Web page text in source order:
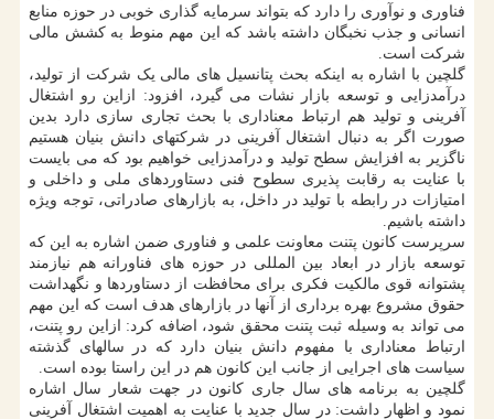
فناوری و نوآوری را دارد که بتواند سرمایه گذاری خوبی در حوزه منابع
انسانی و جذب نخبگان داشته باشد که این مهم منوط به کشش مالی
شرکت است.
گلچین با اشاره به اینکه بحث پتانسیل های مالی یک شرکت از تولید،
درآمدزایی و توسعه بازار نشات می گیرد، افزود: ازاین رو اشتغال
آفرینی و تولید هم ارتباط معناداری با بحث تجاری سازی دارد بدین
صورت اگر به دنبال اشتغال آفرینی در شرکتهای دانش بنیان هستیم
ناگزیر به افزایش سطح تولید و درآمدزایی خواهیم بود که می بایست
با عنایت به رقابت پذیری سطوح فنی دستاوردهای ملی و داخلی و
امتیازات در رابطه با تولید در داخل، به بازارهای صادراتی، توجه ویژه
داشته باشیم.
سرپرست کانون پتنت معاونت علمی و فناوری ضمن اشاره به این که
توسعه بازار در ابعاد بین المللی در حوزه های فناورانه هم نیازمند
پشتوانه قوی مالکیت فکری برای محافظت از دستاوردها و نگهداشت
حقوق مشروع بهره برداری از آنها در بازارهای هدف است که این مهم
می تواند به وسیله ثبت پتنت محقق شود، اضافه کرد: ازاین رو پتنت،
ارتباط معناداری با مفهوم دانش بنیان دارد که در سالهای گذشته
سیاست های اجرایی از جانب این کانون هم در این راستا بوده است.
گلچین به برنامه های سال جاری کانون در جهت شعار سال اشاره
نمود و اظهار داشت: در سال جدید با عنایت به اهمیت اشتغال آفرینی